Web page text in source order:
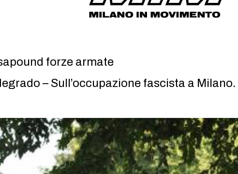
forze armate
– Sull’occupazione fascista a Milano.